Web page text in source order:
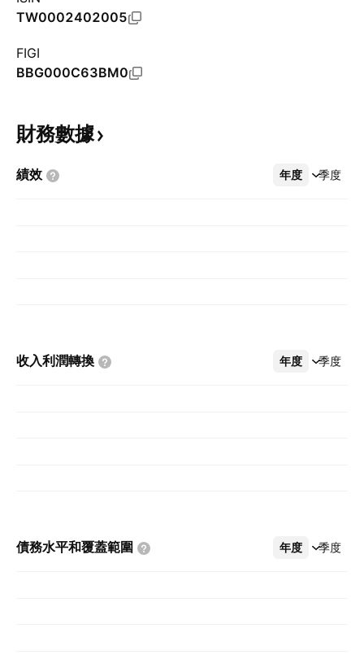
TW0002402005
FIGI
BBG000C63BM0
財務數據
績效 年度 季度
更多
收入利潤轉換 年度 季度
更多
債務水平和覆蓋範圍 年度 季度
更多